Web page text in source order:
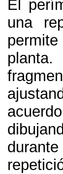
El
una
planta.